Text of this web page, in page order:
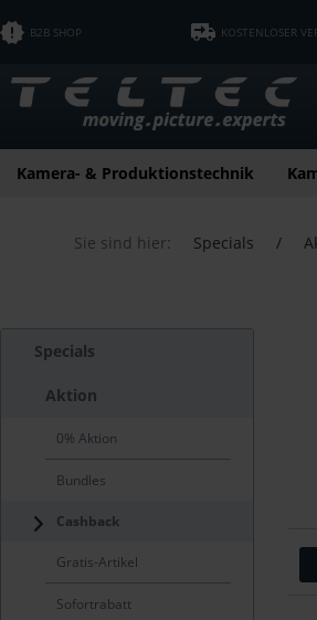
B2B SHOP KOSTENLOSER
Kamera- & Produktionstechnik
Sie sind hier: Specials /
Specials
Aktion
0% Aktion
Bundles
Cashback
Gratis-Artikel
Sofortrabatt